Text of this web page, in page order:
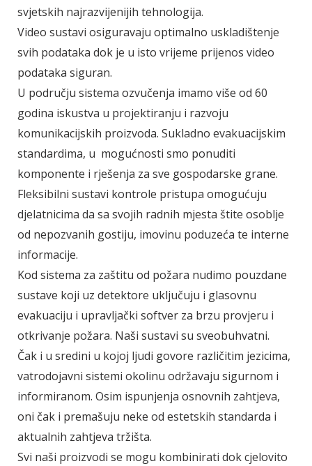
svjetskih najrazvijenijih tehnologija.
Video sustavi osiguravaju optimalno uskladištenje
svih podataka dok je u isto vrijeme prijenos video
podataka siguran.
U području sistema ozvučenja imamo više od 60
godina iskustva u projektiranju i razvoju
komunikacijskih proizvoda. Sukladno evakuacijskim
standardima, u mogućnosti smo ponuditi
komponente i rješenja za sve gospodarske grane.
Fleksibilni sustavi kontrole pristupa omogućuju
djelatnicima da sa svojih radnih mjesta štite osoblje
od nepozvanih gostiju, imovinu poduzeća te interne
informacije.
Kod sistema za zaštitu od požara nudimo pouzdane
sustave koji uz detektore uključuju i glasovnu
evakuaciju i upravljački softver za brzu provjeru i
otkrivanje požara. Naši sustavi su sveobuhvatni.
Čak i u sredini u kojoj ljudi govore različitim jezicima,
vatrodojavni sistemi okolinu održavaju sigurnom i
informiranom. Osim ispunjenja osnovnih zahtjeva,
oni čak i premašuju neke od estetskih standarda i
aktualnih zahtjeva tržišta.
Svi naši proizvodi se mogu kombinirati dok cjelovito